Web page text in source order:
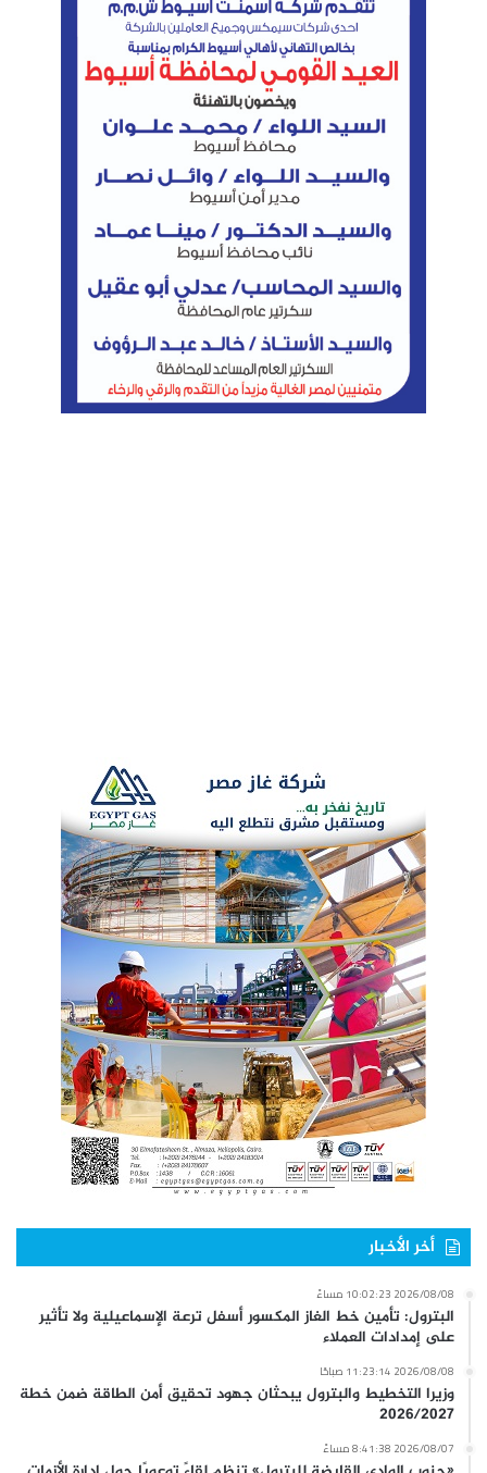
أخر الأخبار
2026/08/08 10:02:23 مساءً
البترول: تأمين خط الغاز المكسور أسفل ترعة الإسماعيلية ولا تأثير
على إمدادات العملاء
2026/08/08 11:23:14 صباحًا
وزيرا التخطيط والبترول يبحثان جهود تحقيق أمن الطاقة ضمن خطة
2026/2027
2026/08/07 8:41:38 مساءً